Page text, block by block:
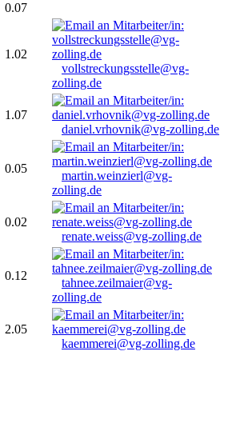
0.07
1.02
vollstreckungsstelle@vg-
zolling.de
1.07
daniel.vrhovnik@vg-zolling.de
0.05
martin.weinzierl@vg-
zolling.de
0.02
renate.weiss@vg-zolling.de
0.12
tahnee.zeilmaier@vg-
zolling.de
2.05
kaemmerei@vg-zolling.de